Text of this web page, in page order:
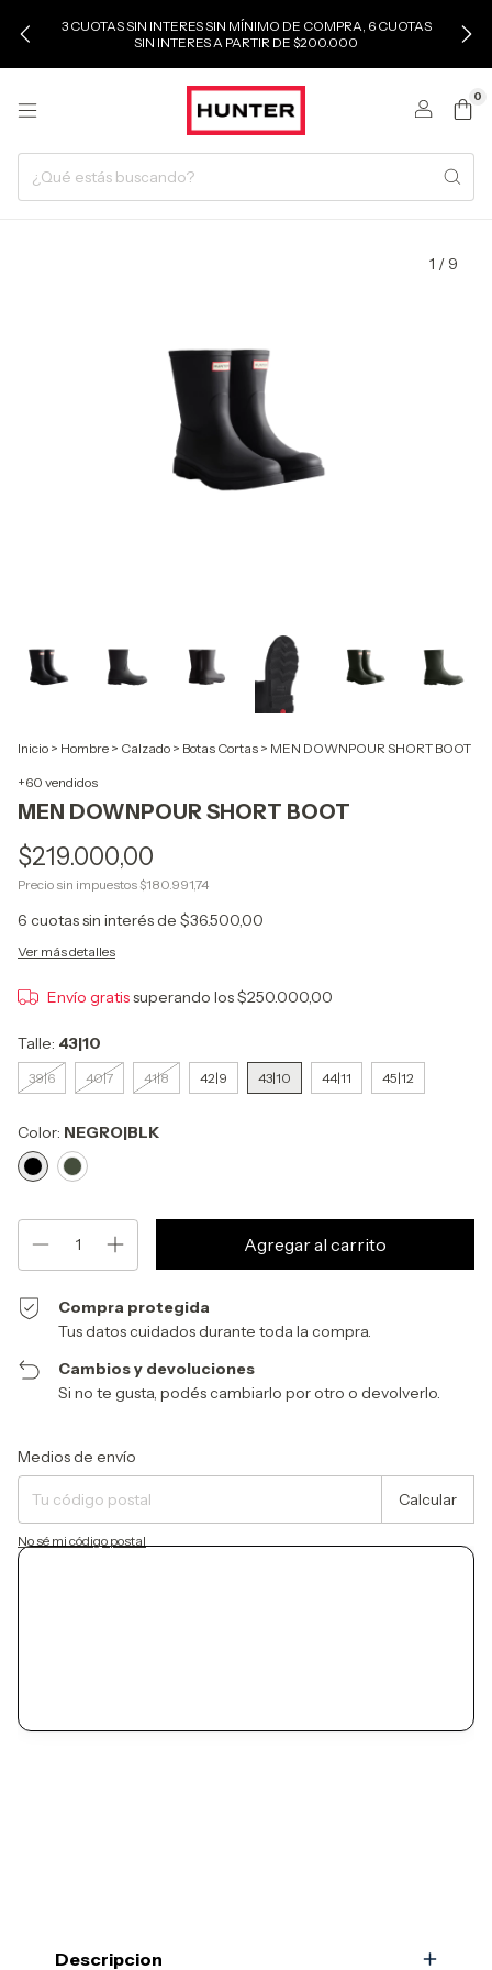
3 CUOTAS SIN INTERES SIN MÍNIMO DE COMPRA, 6 CUOTAS
SIN INTERES A PARTIR DE $200.000
0
1 / 9
Inicio > Hombre > Calzado > Botas Cortas > MEN DOWNPOUR SHORT BOOT
+60 vendidos
MEN DOWNPOUR SHORT BOOT
$219.000,00
Precio sin impuestos $180.991,74
6 cuotas sin interés de $36.500,00
Ver más detalles
Envío gratissuperando los$250.000,00
Talle: 43|10
39|6 40|7 41|8 42|9 43|10 44|11 45|12
Color: NEGRO|BLK
Compra protegida
Tus datos cuidados durante toda la compra.
Cambios y devoluciones
Si no te gusta, podés cambiarlo por otro o devolverlo.
Entregas para el CP:
Medios de envío
Calcular
No sé mi código postal
Descripcion